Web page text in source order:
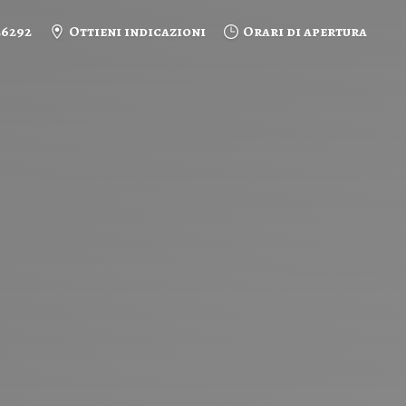
Ottieni indicazioni Orari di apertura